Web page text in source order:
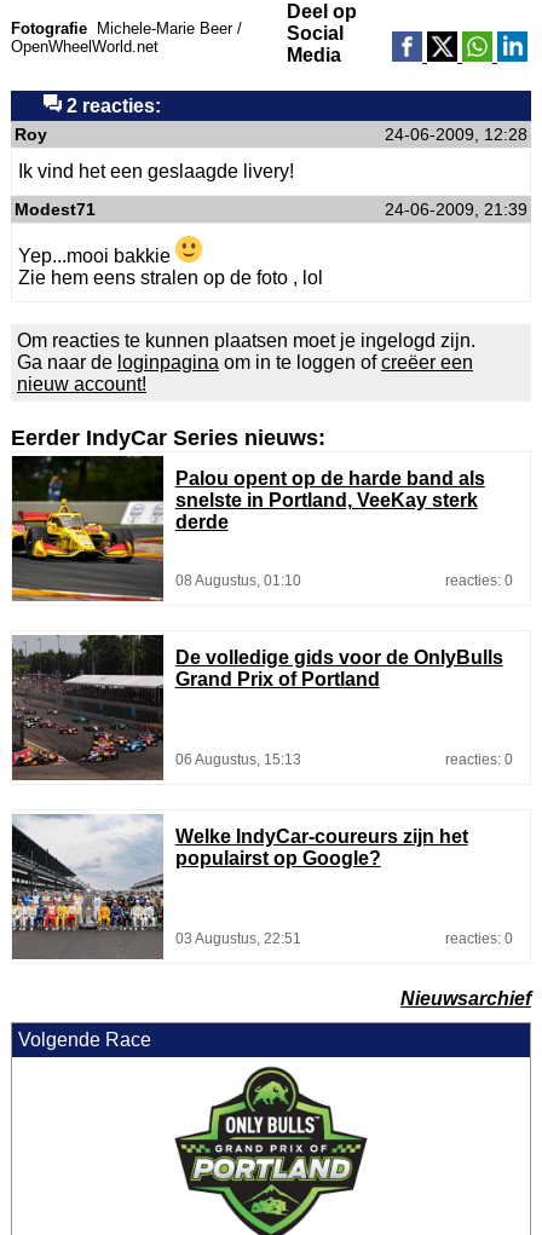
Fotografie
Michele-Marie Beer /
OpenWheelWorld.net
Deel op
Social
Media
2 reacties:
Roy 24-06-2009, 12:28
Ik vind het een geslaagde livery!
Modest71 24-06-2009, 21:39
Yep...mooi bakkie
Zie hem eens stralen op de foto , lol
Om reacties te kunnen plaatsen moet je ingelogd zijn.
Ga naar de loginpagina om in te loggen ofcreëer een
nieuw account!
Eerder IndyCar Series nieuws:
Palou opent op de harde band als
snelste in Portland, VeeKay sterk
derde
08 Augustus, 01:10 reacties: 0
De volledige gids voor de OnlyBulls
Grand Prix of Portland
06 Augustus, 15:13 reacties: 0
Welke IndyCar-coureurs zijn het
populairst op Google?
03 Augustus, 22:51 reacties: 0
Nieuwsarchief
Volgende Race